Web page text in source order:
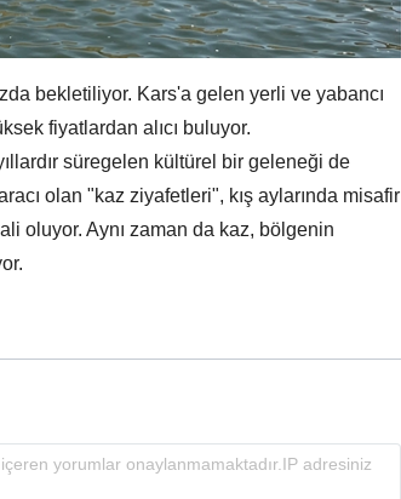
bekletiliyor. Kars'a gelen yerli ve yabancı
fiyatlardan alıcı buluyor.
süregelen kültürel bir geleneği de
olan "kaz ziyafetleri", kış aylarında misafir
oluyor. Aynı zaman da kaz, bölgenin